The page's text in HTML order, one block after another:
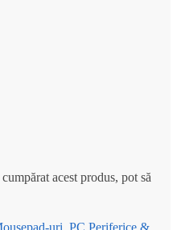
acest produs, pot să
uri PC Periferice &